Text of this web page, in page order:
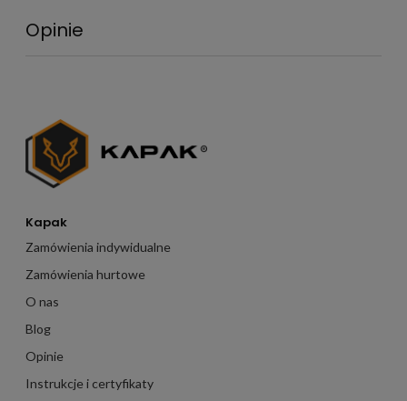
Opinie
Kapak
Zamówienia indywidualne
Zamówienia hurtowe
O nas
Blog
Opinie
Instrukcje i certyfikaty